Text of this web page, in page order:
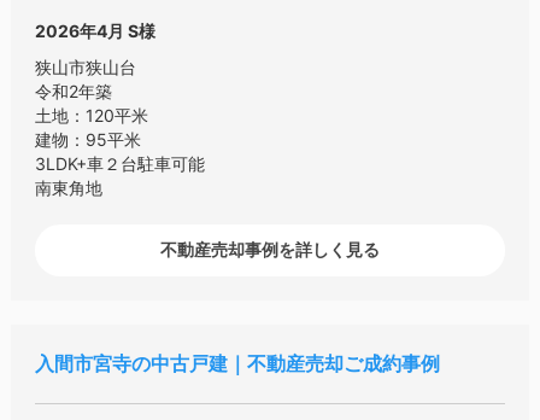
2026年4月 S様
狭山市狭山台
令和2年築
土地：120平米
建物：95平米
3LDK+車２台駐車可能
南東角地
不動産売却事例を詳しく見る
入間市宮寺の中古戸建｜不動産売却ご成約事例